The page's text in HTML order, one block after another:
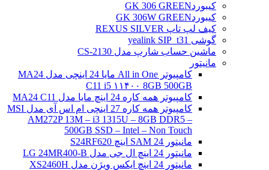
کیبوردGK 306 GREEN
کیبوردGK 306W GREEN
کیف لپ تاپ REXUS SILVER
گوشی yealink SIP_t31
ماشین حساب شارپ مدل CS-2130
مانیتور
کامپیوتر All in One مایا 24 اینچی مدل MA24
C11 i5 ۱۱۴۰۰ 8GB 500GB
کامپیوتر همه کاره 24 اینچ مایا مدل MA24 C11
کامپیوتر همه کاره 27 اینچی ام اس آی مدل MSI
AM272P 13M – i3 1315U – 8GB DDR5 –
500GB SSD – Intel – Non Touch
مانیتور 24 SAM اینچ S24RF620
مانیتور 24 اینچ ال جی مدل LG 24MR400-B
مانیتور 24 اینچ ایکس ویژن مدل XS2460H